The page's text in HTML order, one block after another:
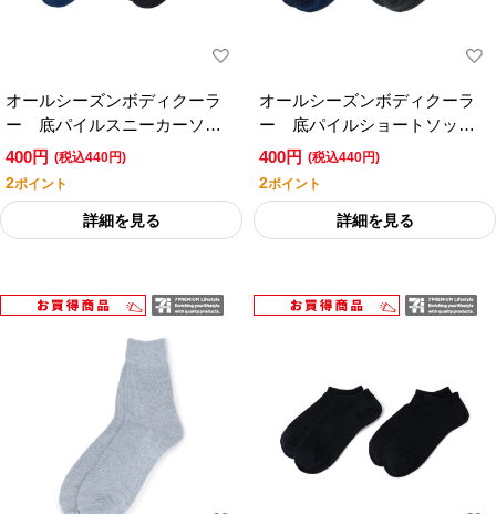
オールシーズンボディクーラ
ー 底パイルスニーカーソッ
クス ２足組／セブンプレミ
アムライフスタイル
400円 (税込440円)
2ポイント
詳細を見る
オールシーズンボディクーラ
ー 底パイルショートソック
ス ２足組／セブンプレミア
ムライフスタイル
400円 (税込440円)
2ポイント
詳細を見る